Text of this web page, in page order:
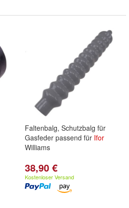
Faltenbalg, Schutzbalg für
Gasfeder passend für Ifor
Williams
38,90 €
Kostenloser Versand